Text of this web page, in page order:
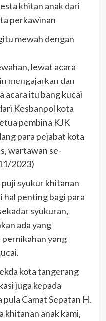
khitan anak dari
perkawinan
mewah dengan
lewat acara
mengajarkan dan
acara itu bang kucai
Kesbanpol kota
pembina KJK
para pejabat kota
wartawan se-
2023)
syukur khitanan
hal penting bagi para
syukuran,
ada yang
pernikahan yang
kota tangerang
juga kepada
Camat Sepatan H.
khitanan anak kami,